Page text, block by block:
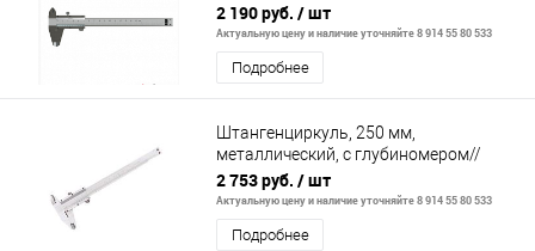
2 190 руб. / шт
Актуальную цену и наличие уточняйте 8 914 55 80 533
Подробнее
Штангенциркуль, 250 мм,
металлический, с глубиномером//
MATRIX
2 753 руб. / шт
Актуальную цену и наличие уточняйте 8 914 55 80 533
Подробнее